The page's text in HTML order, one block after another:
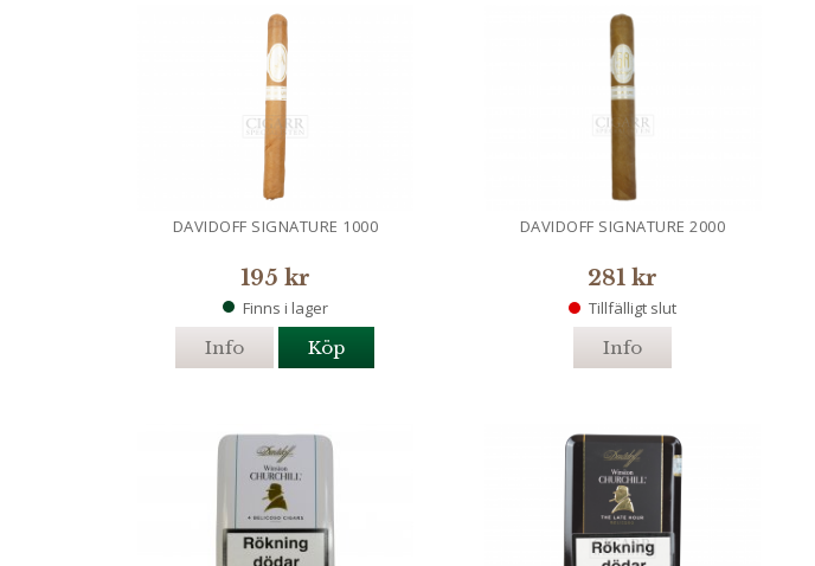
DAVIDOFF SIGNATURE 1000
195 kr
Finns i lager
Info Köp
DAVIDOFF SIGNATURE 2000
281 kr
Tillfälligt slut
Info